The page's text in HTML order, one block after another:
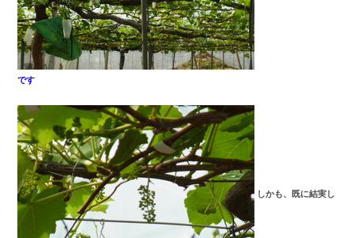
です
しかも、既に結実し